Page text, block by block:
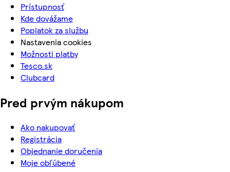
Prístupnosť
Kde dovážame
Poplatok za službu
Nastavenia cookies
Možnosti platby
Tesco.sk
Clubcard
Pred prvým nákupom
Ako nakupovať
Registrácia
Objednanie doručenia
Moje obľúbené